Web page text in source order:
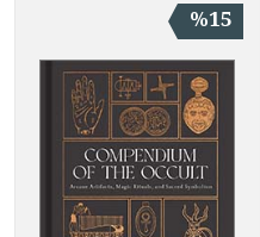
%15